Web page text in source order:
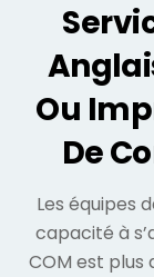
Ou
De
Les équipes
capacité à
COM est plus